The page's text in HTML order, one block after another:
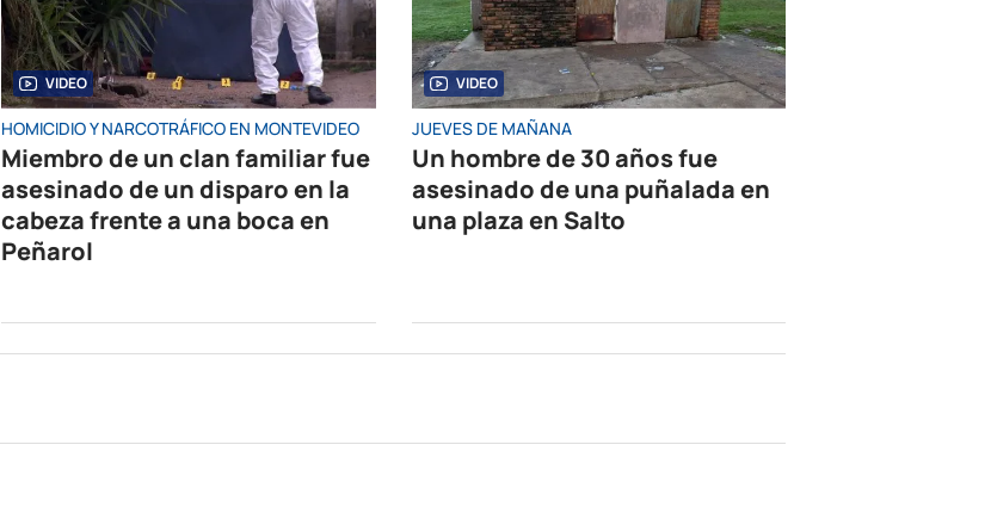
VIDEO
HOMICIDIO Y NARCOTRÁFICO EN MONTEVIDEO
Miembro de un clan familiar fue
asesinado de un disparo en la
cabeza frente a una boca en
Peñarol
VIDEO
JUEVES DE MAÑANA
Un hombre de 30 años fue
asesinado de una puñalada en
una plaza en Salto